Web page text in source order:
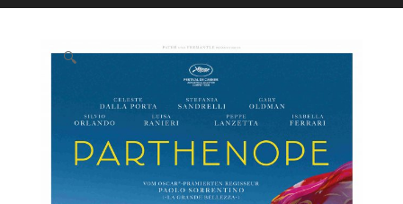
🔍